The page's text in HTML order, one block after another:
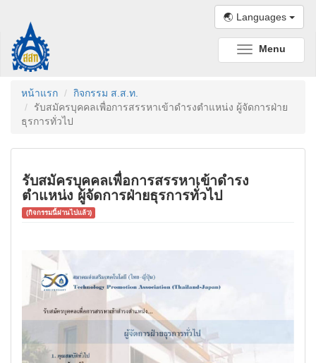
🌏 Languages
Toggle
navigation
Menu
หน้าแรก
กิจกรรม ส.ส.ท.
รับสมัครบุคคลเพื่อการสรรหาเข้าดำรงตำแหน่ง ผู้จัดการฝ่าย
ธุรการทั่วไป
รับสมัครบุคคลเพื่อการสรรหาเข้าดำรง
ตำแหน่ง ผู้จัดการฝ่ายธุรการทั่วไป
(กิจกรรมนี้ผ่านไปแล้ว)